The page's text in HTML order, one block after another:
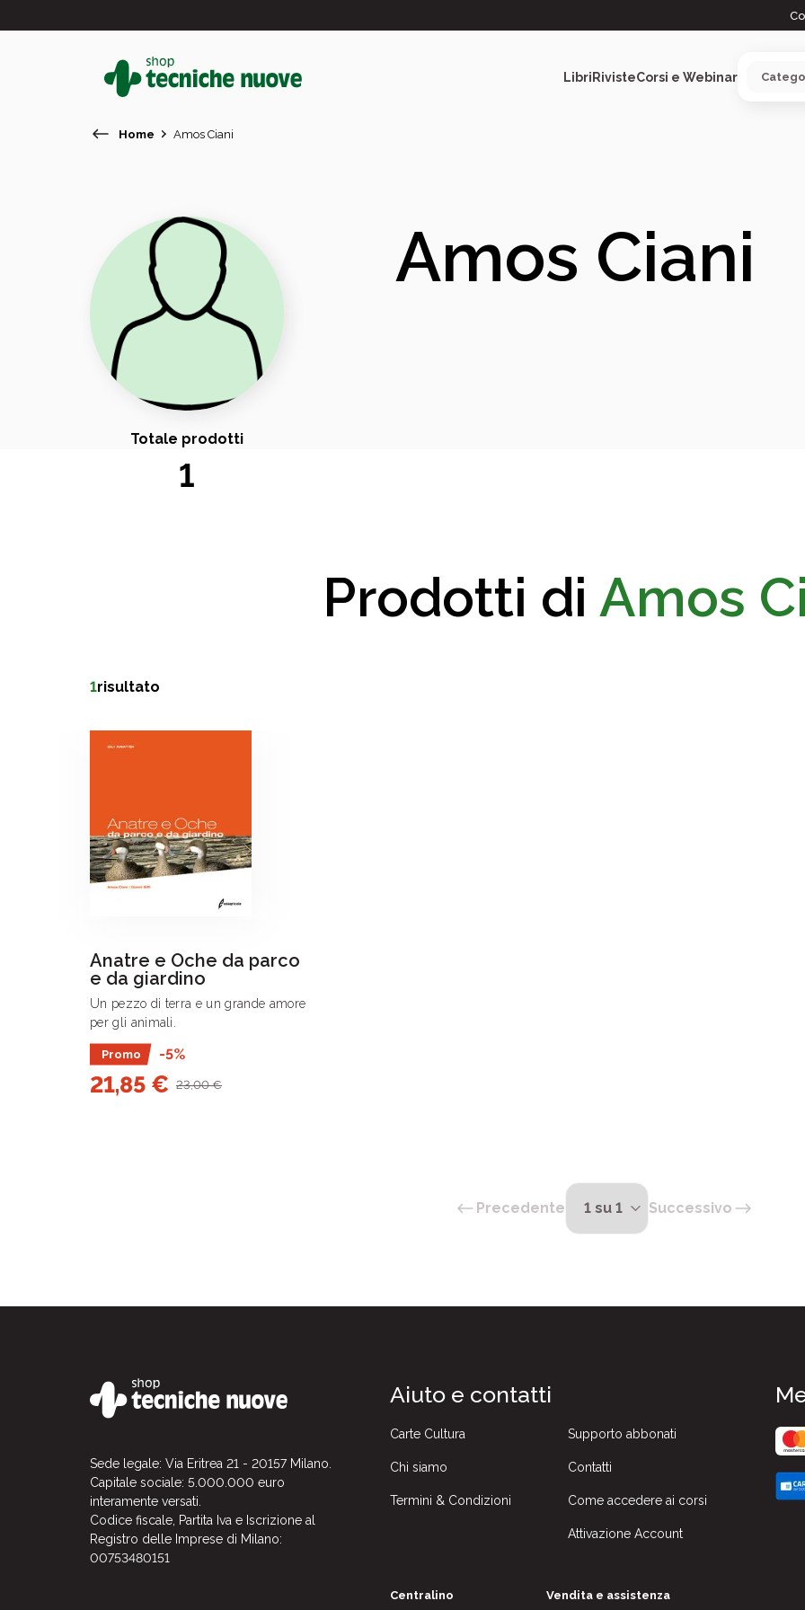
LibriRivisteCorsi e Webinar
In primo piano
Home Amos Ciani
Totale prodotti
1
Amos Ciani
Prodotti di Amos
1risultato
Anatre e Oche da parco
e da giardino
Un pezzo di terra e un grande amore
per gli animali.
Promo -5%
21,85 € 23,00 €
Precedente Successivo
Sede legale: Via Eritrea 21 - 20157 Milano.
Capitale sociale: 5.000.000 euro
interamente versati.
Codice fiscale, Partita Iva e Iscrizione al
Registro delle Imprese di Milano:
00753480151
Aiuto e contatti
Carte Cultura
Chi siamo
Termini & Condizioni
Supporto abbonati
Contatti
Come accedere ai corsi
Attivazione Account
Centralino Vendita e assistenza